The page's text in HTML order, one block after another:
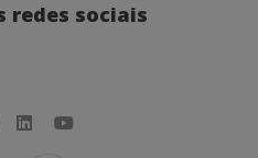
redes sociais